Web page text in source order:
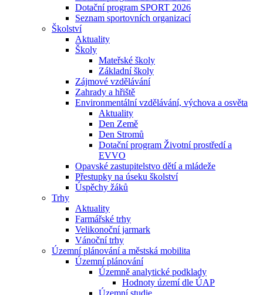
Dotační program SPORT 2026
Seznam sportovních organizací
Školství
Aktuality
Školy
Mateřské školy
Základní školy
Zájmové vzdělávání
Zahrady a hřiště
Environmentální vzdělávání, výchova a osvěta
Aktuality
Den Země
Den Stromů
Dotační program Životní prostředí a
EVVO
Opavské zastupitelstvo dětí a mládeže
Přestupky na úseku školství
Úspěchy žáků
Trhy
Aktuality
Farmářské trhy
Velikonoční jarmark
Vánoční trhy
Územní plánování a městská mobilita
Územní plánování
Územně analytické podklady
Hodnoty území dle ÚAP